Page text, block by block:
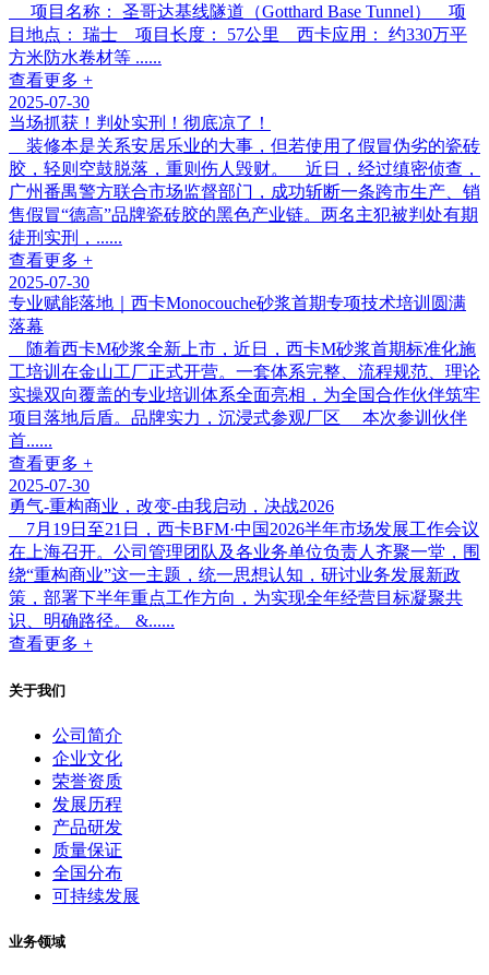
项目名称： 圣哥达基线隧道（Gotthard Base Tunnel） 项
目地点： 瑞士 项目长度： 57公里 西卡应用： 约330万平
方米防水卷材等 ......
查看更多 +
2025-07-30
当场抓获！判处实刑！彻底凉了！
装修本是关系安居乐业的大事，但若使用了假冒伪劣的瓷砖
胶，轻则空鼓脱落，重则伤人毁财。 近日，经过缜密侦查，
广州番禺警方联合市场监督部门，成功斩断一条跨市生产、销
售假冒“德高”品牌瓷砖胶的黑色产业链。两名主犯被判处有期
徒刑实刑，......
查看更多 +
2025-07-30
专业赋能落地｜西卡Monocouche砂浆首期专项技术培训圆满
落幕
随着西卡M砂浆全新上市，近日，西卡M砂浆首期标准化施
工培训在金山工厂正式开营。一套体系完整、流程规范、理论
实操双向覆盖的专业培训体系全面亮相，为全国合作伙伴筑牢
项目落地后盾。品牌实力，沉浸式参观厂区 本次参训伙伴
首......
查看更多 +
2025-07-30
勇气-重构商业，改变-由我启动，决战2026
7月19日至21日，西卡BFM·中国2026半年市场发展工作会议
在上海召开。公司管理团队及各业务单位负责人齐聚一堂，围
绕“重构商业”这一主题，统一思想认知，研讨业务发展新政
策，部署下半年重点工作方向，为实现全年经营目标凝聚共
识、明确路径。 &......
查看更多 +
关于我们
公司简介
企业文化
荣誉资质
发展历程
产品研发
质量保证
全国分布
可持续发展
业务领域